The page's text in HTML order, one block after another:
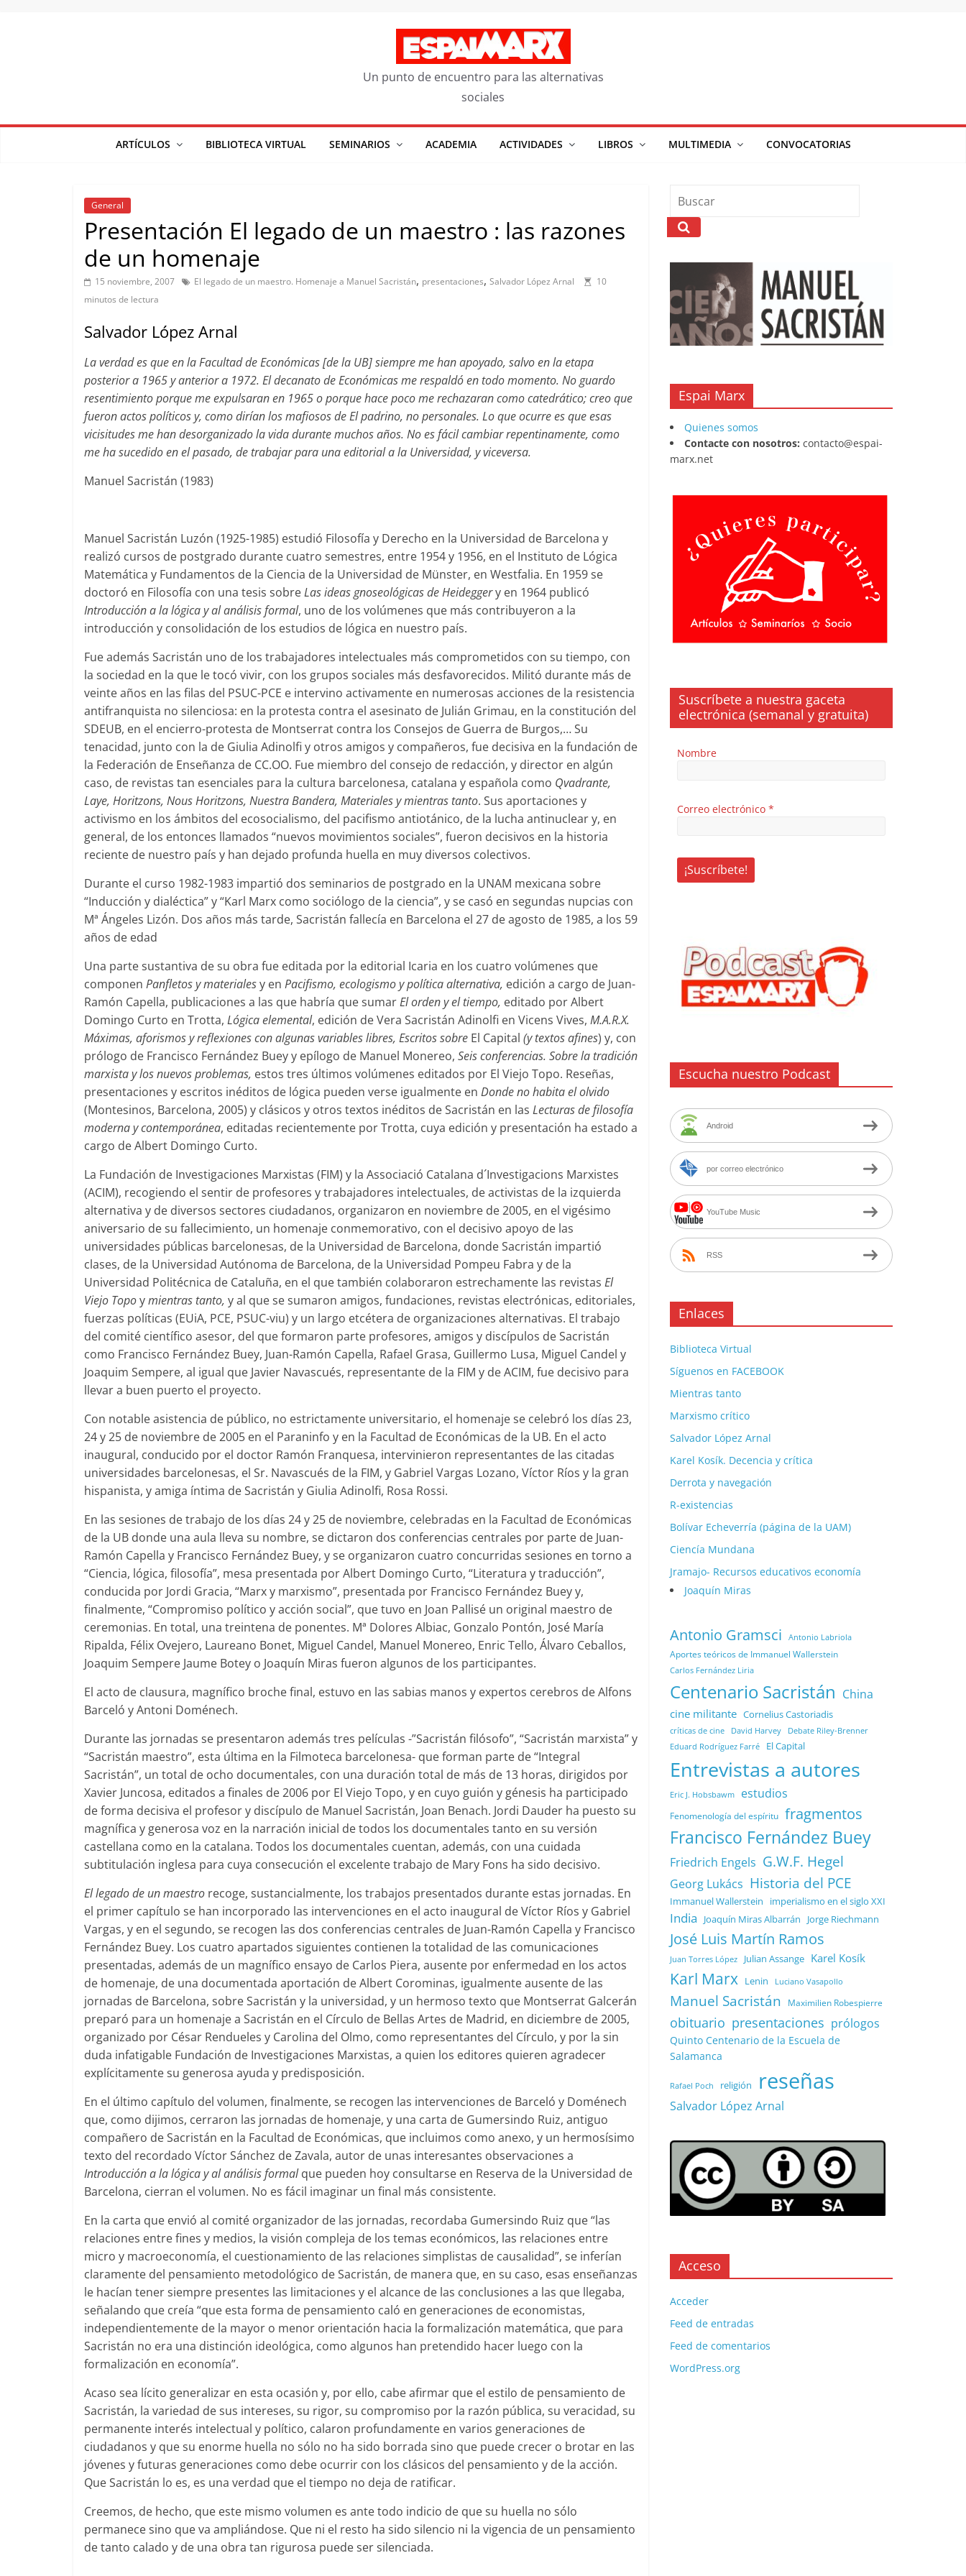
Un punto de encuentro para las alternativas
sociales
ARTÍCULOS BIBLIOTECA VIRTUAL SEMINARIOS ACADEMIA ACTIVIDADES LIBROS MULTIMEDIA CONVOCATORIAS
General
Presentación El legado de un maestro : las razones
de un homenaje
15 noviembre, 2007 El legado de un maestro. Homenaje a Manuel Sacristán, presentaciones, Salvador López Arnal
10
minutos de lectura
Salvador López Arnal
La verdad es que en la Facultad de Económicas [de la UB] siempre me han apoyado, salvo en la etapa
posterior a 1965 y anterior a 1972. El decanato de Económicas me respaldó en todo momento. No guardo
resentimiento porque me expulsaran en 1965 o porque hace poco me rechazaran como catedrático; creo que
fueron actos políticos y, como dirían los mafiosos de El padrino, no personales. Lo que ocurre es que esas
vicisitudes me han desorganizado la vida durante muchos años. No es fácil cambiar repentinamente, como
me ha sucedido en el pasado, de trabajar para una editorial a la Universidad, y viceversa.
Manuel Sacristán (1983)
Manuel Sacristán Luzón (1925-1985) estudió Filosofía y Derecho en la Universidad de Barcelona y
realizó cursos de postgrado durante cuatro semestres, entre 1954 y 1956, en el Instituto de Lógica
Matemática y Fundamentos de la Ciencia de la Universidad de Münster, en Westfalia. En 1959 se
doctoró en Filosofía con una tesis sobreLas ideas gnoseológicas de Heideggery en 1964 publicó
Introducción a la lógica y al análisis formal, uno de los volúmenes que más contribuyeron a la
introducción y consolidación de los estudios de lógica en nuestro país.
Fue además Sacristán uno de los trabajadores intelectuales más comprometidos con su tiempo, con
la sociedad en la que le tocó vivir, con los grupos sociales más desfavorecidos. Militó durante más de
veinte años en las filas del PSUC-PCE e intervino activamente en numerosas acciones de la resistencia
antifranquista no silenciosa: en la protesta contra el asesinato de Julián Grimau, en la constitución del
SDEUB, en el encierro-protesta de Montserrat contra los Consejos de Guerra de Burgos,… Su
tenacidad, junto con la de Giulia Adinolfi y otros amigos y compañeros, fue decisiva en la fundación de
la Federación de Enseñanza de CC.OO. Fue miembro del consejo de redacción, y director en algún
caso, de revistas tan esenciales para la cultura barcelonesa, catalana y española como Qvadrante,
Laye, Horitzons, Nous Horitzons, Nuestra Bandera, Materiales y mientras tanto. Sus aportaciones y
activismo en los ámbitos del ecosocialismo, del pacifismo antiotánico, de la lucha antinuclear y, en
general, de los entonces llamados “nuevos movimientos sociales”, fueron decisivos en la historia
reciente de nuestro país y han dejado profunda huella en muy diversos colectivos.
Durante el curso 1982-1983 impartió dos seminarios de postgrado en la UNAM mexicana sobre
“Inducción y dialéctica” y “Karl Marx como sociólogo de la ciencia”, y se casó en segundas nupcias con
Mª Ángeles Lizón. Dos años más tarde, Sacristán fallecía en Barcelona el 27 de agosto de 1985, a los 59
años de edad
Una parte sustantiva de su obra fue editada por la editorial Icaria en los cuatro volúmenes que
componen Panfletos y materialesy en Pacifismo, ecologismo y política alternativa, edición a cargo de Juan-
Ramón Capella, publicaciones a las que habría que sumarEl orden y el tiempo, editado por Albert
Domingo Curto en Trotta, Lógica elemental, edición de Vera Sacristán Adinolfi en Vicens Vives, M.A.R.X.
Máximas, aforismos y reflexiones con algunas variables libres, Escritos sobre El Capital (y textos afines) y, con
prólogo de Francisco Fernández Buey y epílogo de Manuel Monereo, Seis conferencias. Sobre la tradición
marxista y los nuevos problemas, estos tres últimos volúmenes editados por El Viejo Topo. Reseñas,
presentaciones y escritos inéditos de lógica pueden verse igualmente en Donde no habita el olvido
(Montesinos, Barcelona, 2005) y clásicos y otros textos inéditos de Sacristán en las Lecturas de filosofía
moderna y contemporánea, editadas recientemente por Trotta, cuya edición y presentación ha estado a
cargo de Albert Domingo Curto.
La Fundación de Investigaciones Marxistas (FIM) y la Associació Catalana d´Investigacions Marxistes
(ACIM), recogiendo el sentir de profesores y trabajadores intelectuales, de activistas de la izquierda
alternativa y de diversos sectores ciudadanos, organizaron en noviembre de 2005, en el vigésimo
aniversario de su fallecimiento, un homenaje conmemorativo, con el decisivo apoyo de las
universidades públicas barcelonesas, de la Universidad de Barcelona, donde Sacristán impartió
clases, de la Universidad Autónoma de Barcelona, de la Universidad Pompeu Fabra y de la
Universidad Politécnica de Cataluña, en el que también colaboraron estrechamente las revistas El
Viejo Topoymientras tanto, y al que se sumaron amigos, fundaciones, revistas electrónicas, editoriales,
fuerzas políticas (EUiA, PCE, PSUC-viu) y un largo etcétera de organizaciones alternativas. El trabajo
del comité científico asesor, del que formaron parte profesores, amigos y discípulos de Sacristán
como Francisco Fernández Buey, Juan-Ramón Capella, Rafael Grasa, Guillermo Lusa, Miguel Candel y
Joaquim Sempere, al igual que Javier Navascués, representante de la FIM y de ACIM, fue decisivo para
llevar a buen puerto el proyecto.
Con notable asistencia de público, no estrictamente universitario, el homenaje se celebró los días 23,
24 y 25 de noviembre de 2005 en el Paraninfo y en la Facultad de Económicas de la UB. En el acto
inaugural, conducido por el doctor Ramón Franquesa, intervinieron representantes de las citadas
universidades barcelonesas, el Sr. Navascués de la FIM, y Gabriel Vargas Lozano, Víctor Ríos y la gran
hispanista, y amiga íntima de Sacristán y Giulia Adinolfi, Rosa Rossi.
En las sesiones de trabajo de los días 24 y 25 de noviembre, celebradas en la Facultad de Económicas
de la UB donde una aula lleva su nombre, se dictaron dos conferencias centrales por parte de Juan-
Ramón Capella y Francisco Fernández Buey, y se organizaron cuatro concurridas sesiones en torno a
“Ciencia, lógica, filosofía”, mesa presentada por Albert Domingo Curto, “Literatura y traducción”,
conducida por Jordi Gracia, “Marx y marxismo”, presentada por Francisco Fernández Buey y,
finalmente, “Compromiso político y acción social”, que tuvo en Joan Pallisé un original maestro de
ceremonias. En total, una treintena de ponentes. Mª Dolores Albiac, Gonzalo Pontón, José María
Ripalda, Félix Ovejero, Laureano Bonet, Miguel Candel, Manuel Monereo, Enric Tello, Álvaro Ceballos,
Joaquim Sempere Jaume Botey o Joaquín Miras fueron algunos de los participantes.
El acto de clausura, magnífico broche final, estuvo en las sabias manos y expertos cerebros de Alfons
Barceló y Antoni Doménech.
Durante las jornadas se presentaron además tres películas -”Sacristán filósofo”, “Sacristán marxista” y
“Sacristán maestro”, esta última en la Filmoteca barcelonesa- que forman parte de “Integral
Sacristán”, un total de ocho documentales, con una duración total de más de 13 horas, dirigidos por
Xavier Juncosa, editados a finales de 2006 por El Viejo Topo, y en cuyo guión y génesis ha participado
de forma decisiva el profesor y discípulo de Manuel Sacristán, Joan Benach. Jordi Dauder ha puesto su
magnífica y generosa voz en la narración inicial de todos los documentales tanto en su versión
castellana como en la catalana. Todos los documentales cuentan, además, con una cuidada
subtitulación inglesa para cuya consecución el excelente trabajo de Mary Fons ha sido decisivo.
El legado de un maestro recoge, sustancialmente, los trabajos presentados durante estas jornadas. En
el primer capítulo se han incorporado las intervenciones en el acto inaugural de Víctor Ríos y Gabriel
Vargas, y en el segundo, se recogen las dos conferencias centrales de Juan-Ramón Capella y Francisco
Fernández Buey. Los cuatro apartados siguientes contienen la totalidad de las comunicaciones
presentadas, además de un magnífico ensayo de Carlos Piera, ausente por enfermedad en los actos
de homenaje, de una documentada aportación de Albert Corominas, igualmente ausente de las
jornadas de Barcelona, sobre Sacristán y la universidad, y un hermoso texto que Montserrat Galcerán
preparó para un homenaje a Sacristán en el Círculo de Bellas Artes de Madrid, en diciembre de 2005,
organizado por César Rendueles y Carolina del Olmo, como representantes del Círculo, y por la sin
duda infatigable Fundación de Investigaciones Marxistas, a quien los editores quieren agradecer
explícitamente su generosa ayuda y predisposición.
En el último capítulo del volumen, finalmente, se recogen las intervenciones de Barceló y Doménech
que, como dijimos, cerraron las jornadas de homenaje, y una carta de Gumersindo Ruiz, antiguo
compañero de Sacristán en la Facultad de Económicas, que incluimos como anexo, y un hermosísimo
texto del recordado Víctor Sánchez de Zavala, autor de unas interesantes observaciones a
Introducción a la lógica y al análisis formalque pueden hoy consultarse en Reserva de la Universidad de
Barcelona, cierran el volumen. No es fácil imaginar un final más consistente.
En la carta que envió al comité organizador de las jornadas, recordaba Gumersindo Ruiz que “las
relaciones entre fines y medios, la visión compleja de los temas económicos, las relaciones entre
micro y macroeconomía, el cuestionamiento de las relaciones simplistas de causalidad”, se inferían
claramente del pensamiento metodológico de Sacristán, de manera que, en su caso, esas enseñanzas
le hacían tener siempre presentes las limitaciones y el alcance de las conclusiones a las que llegaba,
señalando que creía “que esta forma de pensamiento caló en generaciones de economistas,
independientemente de la mayor o menor orientación hacia la formalización matemática, que para
Sacristán no era una distinción ideológica, como algunos han pretendido hacer luego con la
formalización en economía”.
Acaso sea lícito generalizar en esta ocasión y, por ello, cabe afirmar que el estilo de pensamiento de
Sacristán, la variedad de sus intereses, su rigor, su compromiso por la razón pública, su veracidad, su
permanente interés intelectual y político, calaron profundamente en varios generaciones de
ciudadanos y que su enorme huella no sólo no ha sido borrada sino que puede crecer o brotar en las
jóvenes y futuras generaciones como debe ocurrir con los clásicos del pensamiento y de la acción.
Que Sacristán lo es, es una verdad que el tiempo no deja de ratificar.
Creemos, de hecho, que este mismo volumen es ante todo indicio de que su huella no sólo
permanece sino que va ampliándose. Que ni el resto ha sido silencio ni la vigencia de un pensamiento
de tanto calado y de una obra tan rigurosa puede ser silenciada.
Espai Marx
Quienes somos
Contacte con nosotros: contacto@espai-
marx.net
Suscríbete a nuestra gaceta
electrónica (semanal y gratuita)
Nombre
Correo electrónico *
Escucha nuestro Podcast
Android
por correo electrónico
YouTube Music
RSS
Enlaces
Biblioteca Virtual
Síguenos en FACEBOOK
Mientras tanto
Marxismo crítico
Salvador López Arnal
Karel Kosík. Decencia y crítica
Derrota y navegación
R-existencias
Bolívar Echeverría (página de la UAM)
Ciencía Mundana
Jramajo- Recursos educativos economía
Joaquín Miras
Antonio Gramsci Antonio Labriola
Aportes teóricos de Immanuel Wallerstein
Carlos Fernández Liria
Centenario Sacristán China
cine militante Cornelius Castoriadis
críticas de cine David Harvey Debate Riley-Brenner
Eduard Rodríguez Farré El Capital
Entrevistas a autores
Eric J. Hobsbawm estudios
Fenomenología del espíritu fragmentos
Francisco Fernández Buey
Friedrich Engels G.W.F. Hegel
Georg Lukács Historia del PCE
Immanuel Wallerstein imperialismo en el siglo XXI
India Joaquín Miras Albarrán Jorge Riechmann
José Luis Martín Ramos
Juan Torres López Julian Assange Karel Kosík
Karl Marx Lenin Luciano Vasapollo
Manuel Sacristán Maximilien Robespierre
obituario presentaciones prólogos
Quinto Centenario de la Escuela de
Salamanca
Rafael Poch religión reseñas
Salvador López Arnal
Acceso
Acceder
Feed de entradas
Feed de comentarios
WordPress.org